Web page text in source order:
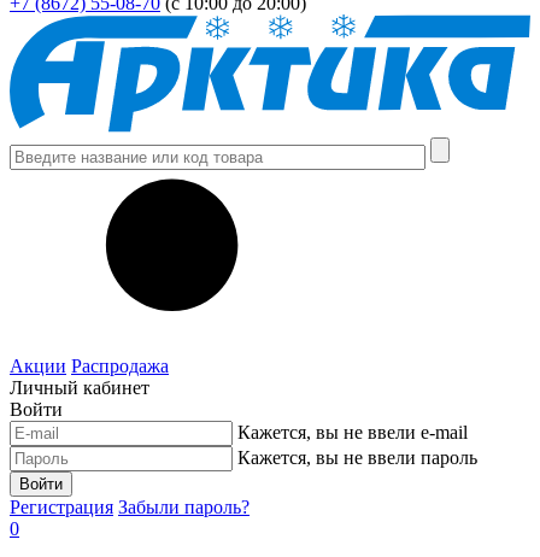
Акции Распродажа
Личный кабинет
Войти
Кажется, вы не ввели e-mail
Кажется, вы не ввели пароль
Войти
Регистрация Забыли пароль?
0